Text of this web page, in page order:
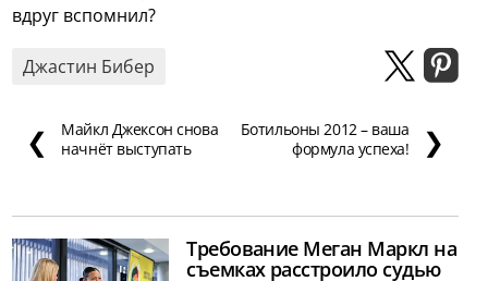
вдруг вспомнил?
Джастин Бибер
❮
Майкл Джексон снова
начнёт выступать
Ботильоны 2012 – ваша
формула успеха!
❯
Требование Меган Маркл на
съемках расстроило судью